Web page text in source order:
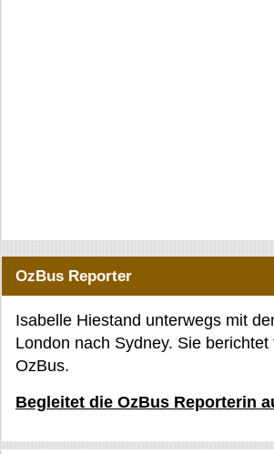
OzBus Reporter
Isabelle Hiestand unterwegs mit
London nach Sydney. Sie
OzBus.
Begleitet die OzBus Reporterin